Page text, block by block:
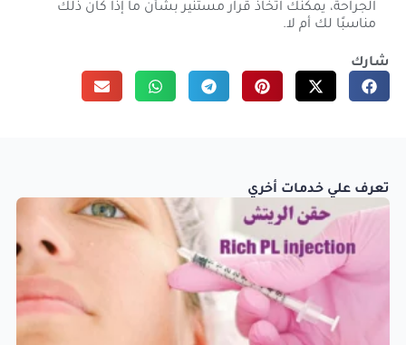
الجراحة، يمكنك اتخاذ قرار مستنير بشأن ما إذا كان ذلك
مناسبًا لك أم لا.
شارك
تعرف علي خدمات أخري